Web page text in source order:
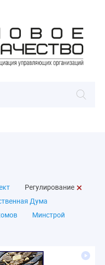
Регулирование
Дума
Минстрой
неделя
Верховный суд